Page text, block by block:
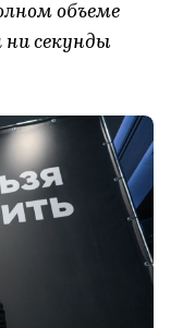
объеме
ни секунды